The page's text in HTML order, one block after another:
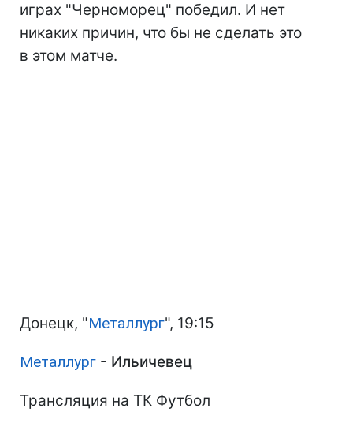
играх "Черноморец" победил. И нет
никаких причин, что бы не сделать это
в этом матче.
Донецк, "Металлург", 19:15
Металлург - Ильичевец
Трансляция на ТК Футбол